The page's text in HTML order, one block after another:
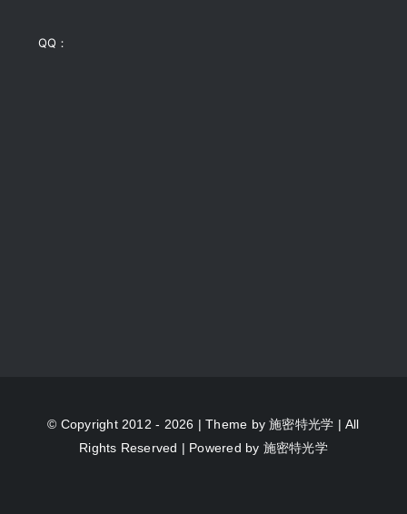
QQ：
© Copyright 2012 - 2026 | Theme by施密特光学 | All
Rights Reserved | Powered by 施密特光学